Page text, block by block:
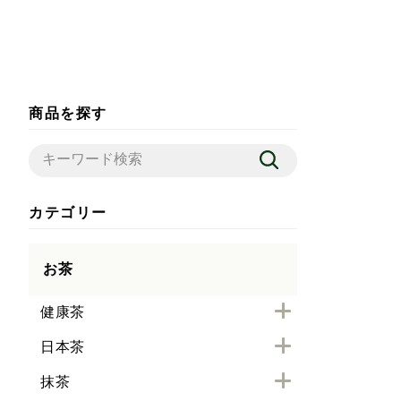
商品を探す
カテゴリー
お茶
健康茶
日本茶
抹茶